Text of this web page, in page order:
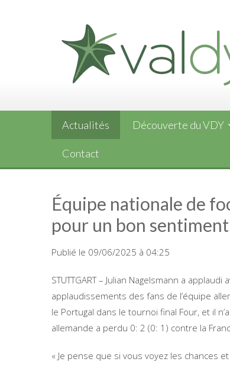
Actualités Découverte du VDY
Contact
Équipe nationale de
pour un bon sentiment
Publié le 09/06/2025 à 04:25
STUTTGART – Julian Nagelsmann a
applaudissements des fans de l’équipe
le Portugal dans le tournoi final Four, et il
allemande a perdu 0: 2 (0: 1) contre la
« Je pense que si vous voyez les chances